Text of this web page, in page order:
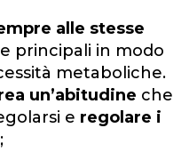
alle stesse
principali in modo
metaboliche.
un’abitudine che
e regolare i
;